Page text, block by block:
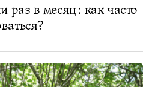
раз в месяц: как часто